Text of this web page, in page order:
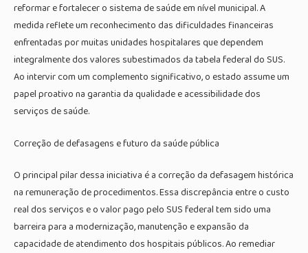
reformar e fortalecer o sistema de saúde em nível municipal. A
medida reflete um reconhecimento das dificuldades financeiras
enfrentadas por muitas unidades hospitalares que dependem
integralmente dos valores subestimados da tabela federal do SUS.
Ao intervir com um complemento significativo, o estado assume um
papel proativo na garantia da qualidade e acessibilidade dos
serviços de saúde.
Correção de defasagens e futuro da saúde pública
O principal pilar dessa iniciativa é a correção da defasagem histórica
na remuneração de procedimentos. Essa discrepância entre o custo
real dos serviços e o valor pago pelo SUS federal tem sido uma
barreira para a modernização, manutenção e expansão da
capacidade de atendimento dos hospitais públicos. Ao remediar